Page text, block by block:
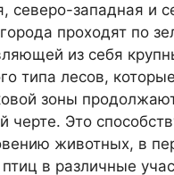
северо-западная и
проходят по
из себя
типа лесов,
зоны
черте. Это
животных, в
в различные